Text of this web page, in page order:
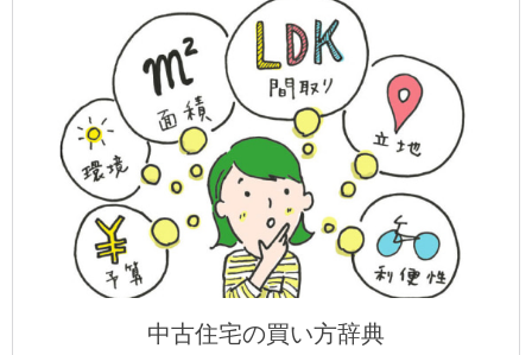
中古住宅の買い方辞典